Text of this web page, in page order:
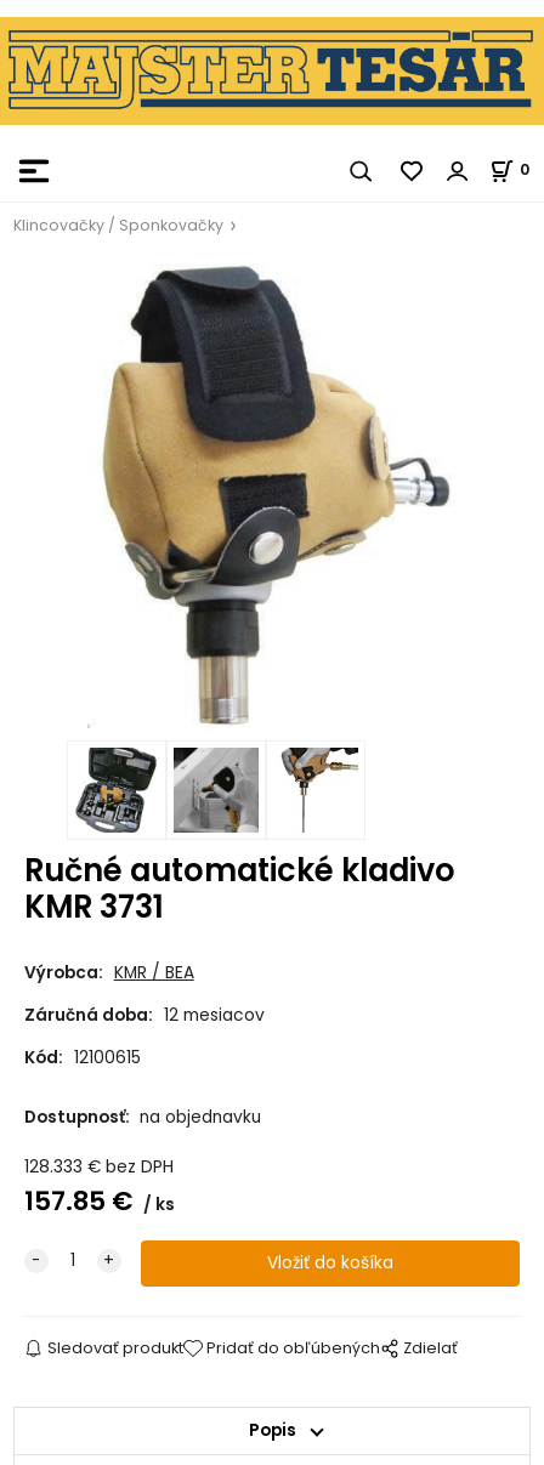
0
Klincovačky / Sponkovačky
Ručné automatické kladivo
KMR 3731
Výrobca: KMR / BEA
Záručná doba: 12 mesiacov
Kód: 12100615
Dostupnosť: na objednavku
128.333 € bez DPH
157.85 € ks
Sledovať produkt Pridať do obľúbených Zdielať
Popis